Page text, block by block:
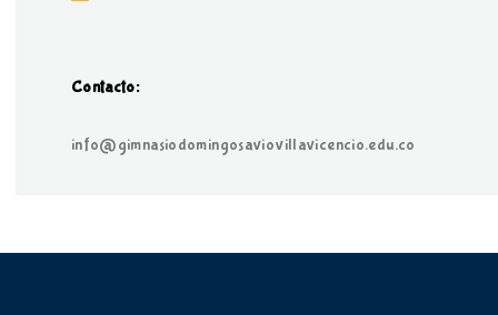
Contacto:
info@gimnasiodomingosaviovillavicencio.edu.co